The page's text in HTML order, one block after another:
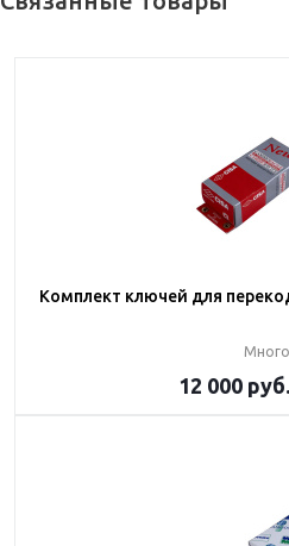
Комплект ключей для
Много
12 000 руб.